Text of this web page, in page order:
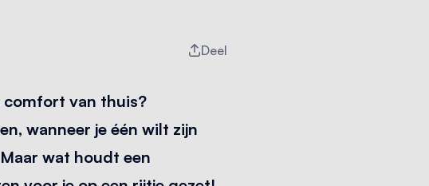
Deel
comfort van thuis?
wanneer je één wilt zijn
wat houdt een